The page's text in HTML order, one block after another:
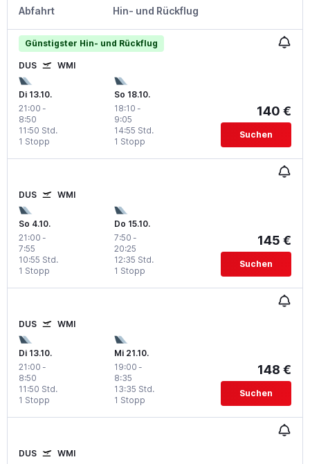
Abfahrt Hin- und Rückflug
Günstigster Hin- und Rückflug
DUS WMI
Di 13.10.
21:00 -
8:50
1 Stopp
11:50 Std.
So 18.10.
18:10 -
9:05
1 Stopp
14:55 Std.
140 €
Suchen
DUS WMI
So 4.10.
21:00 -
7:55
1 Stopp
10:55 Std.
Do 15.10.
7:50 -
20:25
1 Stopp
12:35 Std.
145 €
Suchen
DUS WMI
Di 13.10.
21:00 -
8:50
1 Stopp
11:50 Std.
Mi 21.10.
19:00 -
8:35
1 Stopp
13:35 Std.
148 €
Suchen
DUS WMI